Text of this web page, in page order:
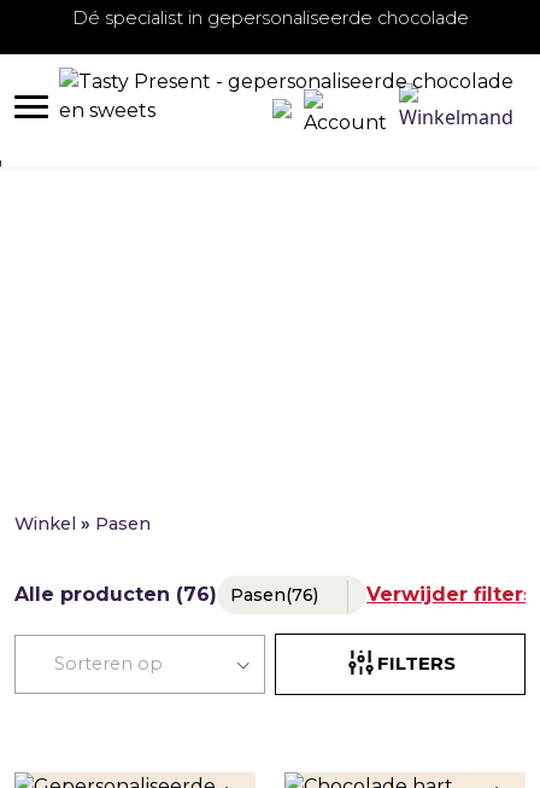
Dé specialist in gepersonaliseerde chocolade
Winkel » Pasen
Alle producten (76) Pasen(76) Verwijder filters
FILTERS